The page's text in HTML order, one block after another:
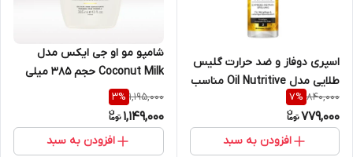
اسپری دوفاز و ضد حرارت گلیس
طلایی مدل Oil Nutritive مناسب
میل | Gliss Serum Oil
Nutritive
840,000
7%
779,000
افزودن به سبد
شامپو مو او جی ایکس مدل
Coconut Milk حجم 385 میلی
1,195,000
3%
1,149,000
افزودن به سبد